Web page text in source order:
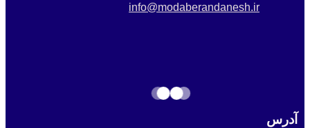
info@modaberandanesh.ir
آدرس